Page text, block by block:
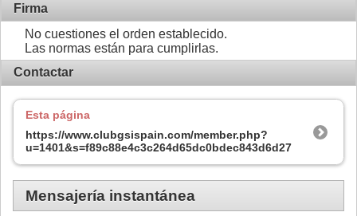
Firma
No cuestiones el orden establecido.
Las normas están para cumplirlas.
Contactar
Esta página
https://www.clubgsispain.com/member.php?
u=1401&s=f89c88e4c3c264d65dc0bdec843d6d27
Mensajería instantánea